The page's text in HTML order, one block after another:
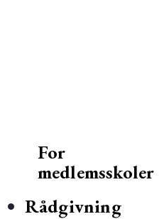
For
medlemsskoler
Rådgivning